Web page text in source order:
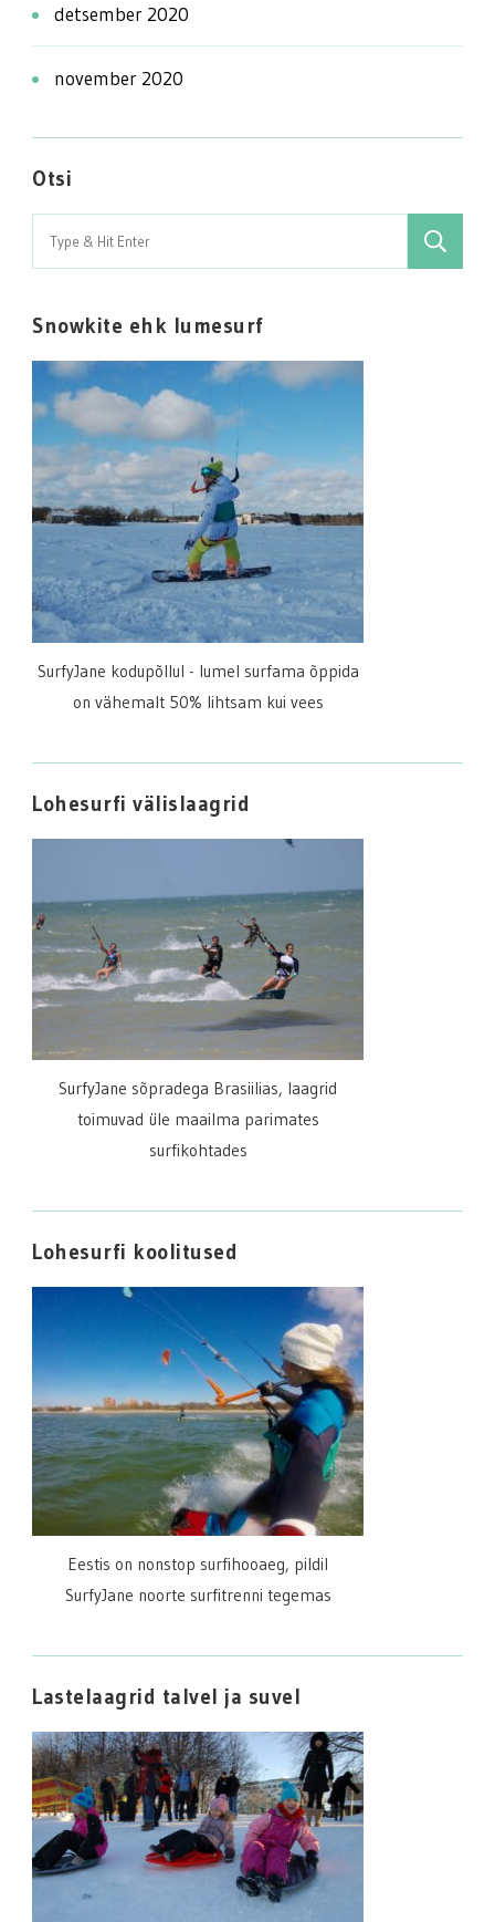
detsember 2020
november 2020
Otsi
for:
Snowkite ehk lumesurf
SurfyJane kodupõllul - lumel surfama õppida
on vähemalt 50% lihtsam kui vees
Lohesurfi välislaagrid
SurfyJane sõpradega Brasiilias, laagrid
toimuvad üle maailma parimates
surfikohtades
Lohesurfi koolitused
Eestis on nonstop surfihooaeg, pildil
SurfyJane noorte surfitrenni tegemas
Lastelaagrid talvel ja suvel